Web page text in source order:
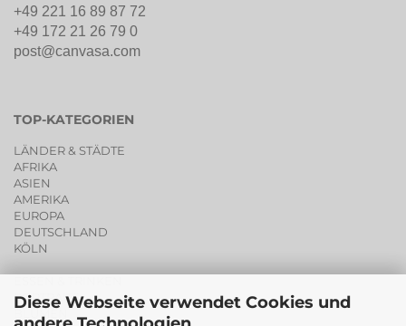
Diese Webseite verwendet Cookies und
+49 221 16 89 87 72
+49 172 21 26 79 0
post@canvasa.com
TOP-KATEGORIEN
LÄNDER & STÄDTE
AFRIKA
ASIEN
AMERIKA
EUROPA
DEUTSCHLAND
KÖLN
PORTRAITS
BLUMEN